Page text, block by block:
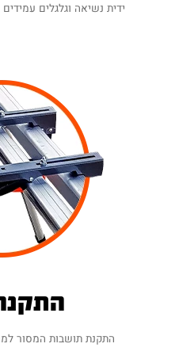
ידית נשיאה וגלגלים
התקנת תושבות המסור